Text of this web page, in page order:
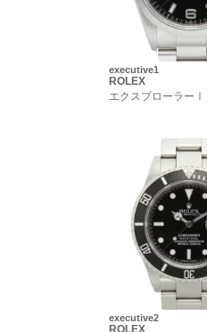
executive1
ROLEX
エクスプローラーⅠ
executive2
ROLEX